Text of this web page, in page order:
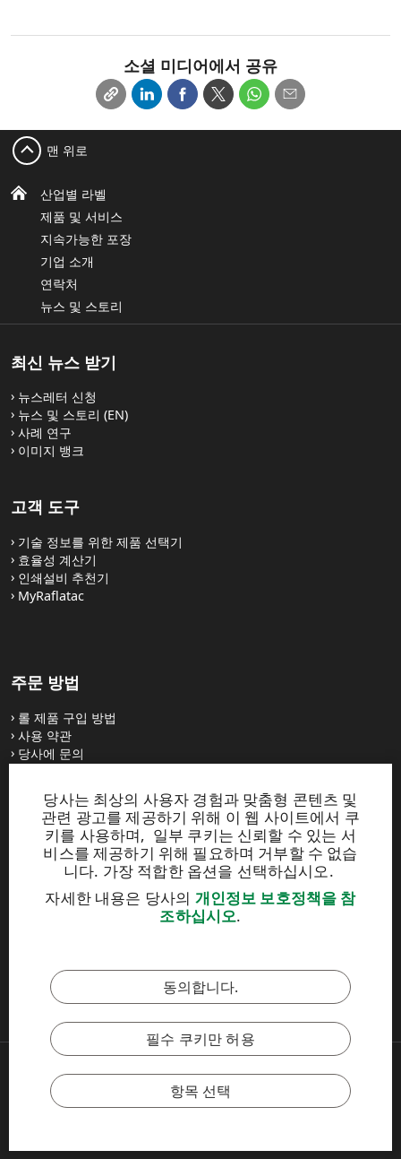
소셜 미디어에서 공유
당사는 최상의 사용자 경험과 맞춤형 콘텐츠 및
관련 광고를 제공하기 위해 이 웹 사이트에서 쿠
키를 사용하며, 일부 쿠키는 신뢰할 수 있는 서
비스를 제공하기 위해 필요하며 거부할 수 없습
니다. 가장 적합한 옵션을 선택하십시오.
자세한 내용은 당사의 개인정보 보호정책을 참
조하십시오.
동의합니다.
필수 쿠키만 허용
항목 선택
산업별 라벨
제품 및 서비스
지속가능한 포장
기업 소개
연락처
뉴스 및 스토리
맨 위로
최신 뉴스 받기
뉴스레터 신청
뉴스 및 스토리 (EN)
사례 연구
이미지 뱅크
고객 도구
기술 정보를 위한 제품 선택기
효율성 계산기
인쇄설비 추천기
MyRaflatac
주문 방법
롤 제품 구입 방법
사용 약관
당사에 문의
웹사이트
UPM Raflatac Graphics Solutions
UPM Raflatac Office Products
UPM Raflatac Industrial Removables
UPM 윤리강령
Copyright © 2026 UPM
UPM 글로벌
법적 고지 사항